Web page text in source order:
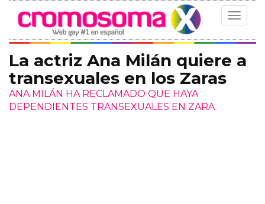
Toggle
La actriz Ana Milán quiere a
transexuales en los Zaras
ANA MILÁN HA RECLAMADO QUE HAYA
DEPENDIENTES TRANSEXUALES EN ZARA